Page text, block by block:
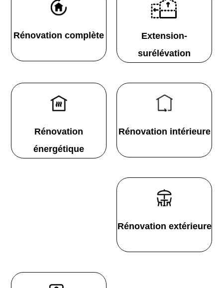
Rénovation complète
Extension-
surélévation
Rénovation
énergétique
Rénovation intérieure
Rénovation extérieure